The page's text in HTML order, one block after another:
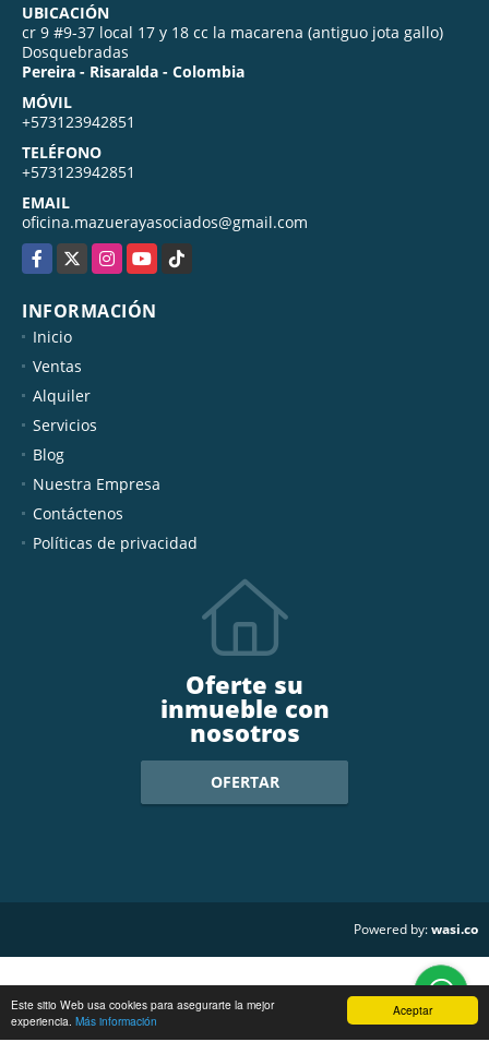
Aceptar
Este sitio Web usa cookies para asegurarte la mejor
experiencia. Más información
UBICACIÓN
cr 9 #9-37 local 17 y 18 cc la macarena (antiguo jota gallo)
Dosquebradas
Pereira - Risaralda - Colombia
MÓVIL
+573123942851
TELÉFONO
+573123942851
EMAIL
oficina.mazuerayasociados@gmail.com
Facebook
X InstagramYouTubeTikTok
INFORMACIÓN
Inicio
Ventas
Alquiler
Servicios
Blog
Nuestra Empresa
Contáctenos
Políticas de privacidad
Oferte su
inmueble con
nosotros
OFERTAR
Powered by:wasi.co